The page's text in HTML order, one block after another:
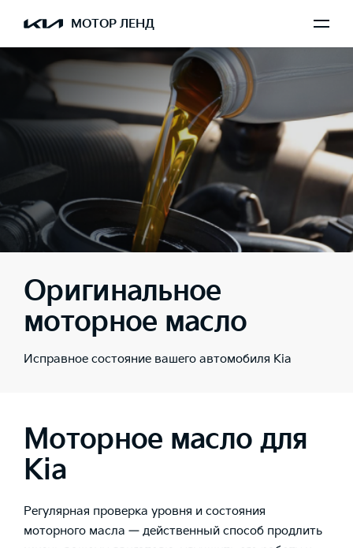
МОТОР ЛЕНД
Оригинальное
моторное масло
Исправное состояние вашего автомобиля Kia
Моторное масло для
Kia
Регулярная проверка уровня и состояния
моторного масла — действенный способ продлить